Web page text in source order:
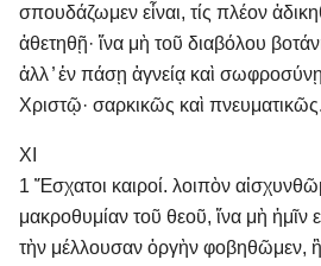
σπουδάζωμεν εἶναι, τίς πλέον
ἀθετηθῇ· ἵνα μὴ τοῦ διαβόλου
ἀλλ ̓ ἐν πάσῃ ἁγνείᾳ καὶ σωφροσύνῃ
Χριστῷ· σαρκικῶς καὶ πνευματικῶς.
XI
1 Ἔσχατοι καιροί. λοιπὸν
μακροθυμίαν τοῦ θεοῦ, ἵνα μὴ ἡμῖν
τὴν μέλλουσαν ὀργὴν φοβηθῶμεν,